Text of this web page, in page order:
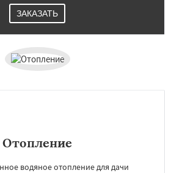
ЗАКАЗАТЬ
Отопление
водяное отопление для дачи